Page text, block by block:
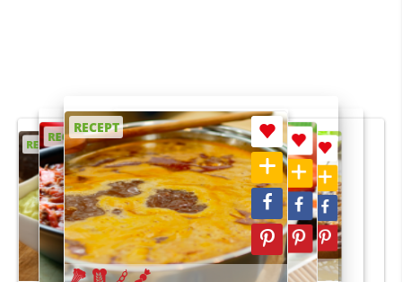
RECEPT
RECEPT
RECEPT
RECEPT
RECEPT